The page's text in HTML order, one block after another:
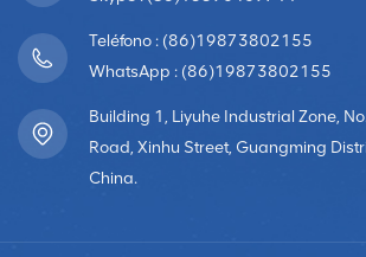
Teléfono : (86)19873802155
WhatsApp : (86)19873802155
Building 1, Liyuhe Industrial Zone,
Road, Xinhu Street, Guangming
China.